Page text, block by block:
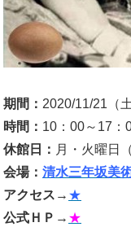
期間： 2020/11/21（
時間： 10：00～17：
休館日： 月・火曜日
会場： 清水三年坂美
アクセス → ★
公式ＨＰ → ★